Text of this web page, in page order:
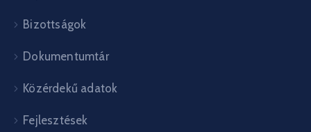
Bizottságok
Dokumentumtár
Közérdekű adatok
Fejlesztések